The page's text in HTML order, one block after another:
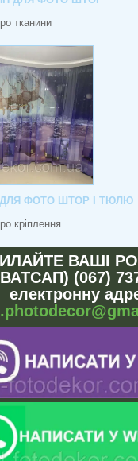
тканини
ДЛЯ ФОТО ШТОР І ТЮЛЮ
кріплення
ВАШІ
(067)
електронну